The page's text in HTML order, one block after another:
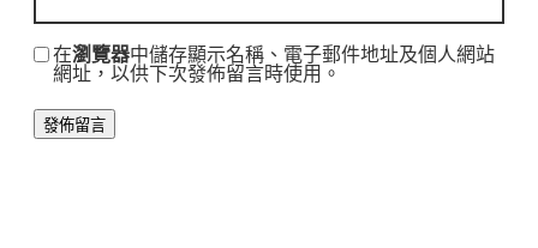
在瀏覽器中儲存顯示名稱、電子郵件地址及個人網站
網址，以供下次發佈留言時使用。